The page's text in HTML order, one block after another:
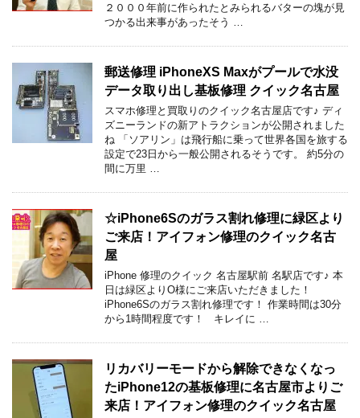
２０００年前に作られたとみられるバターの塊が見
つかる出来事があったそう …
郵送修理 iPhoneXS Maxがプールで水没
データ取り出し基板修理 クイック名古屋
スマホ修理と買取りのクイック名古屋店です♪ ディ
ズニーランドの新アトラクションが公開されました
ね 「ソアリン」は飛行船に乗って世界各国を旅する
設定で23日から一般公開されるそうです。 約5分の
間に万里 …
☆iPhone6Sのガラス割れ修理に緑区より
ご来店！アイフォン修理のクイック名古
屋
iPhone 修理のクイック 名古屋駅前 名駅店です♪ 本
日は緑区よりO様にご来店いただきました！
iPhone6Sのガラス割れ修理です！ 作業時間は30分
から1時間程度です！ キレイに …
リカバリーモードから解除できなくなっ
たiPhone12の基板修理に名古屋市よりご
来店！アイフォン修理のクイック名古屋